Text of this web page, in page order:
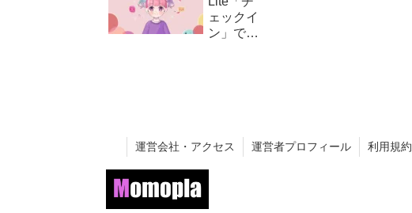
方法とコ
イン購
入・課金
ェックイ
ン」でき
運営会社・アクセス 運営者プロフィール 利用規約